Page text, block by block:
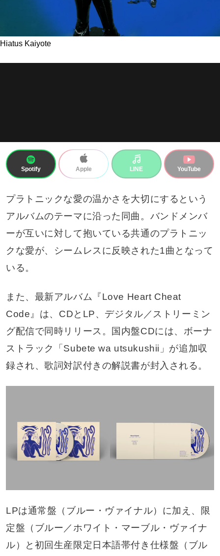
Hiatus Kaiyote
Spotify Apple LINE YouTube
プラトニックな愛の温かさを大切にするという
アルバムのテーマに沿った同曲。バンドメンバ
ーが互いに対して抱いている共通のプラトニッ
クな愛が、シームレスに反映された1曲となって
いる。
また、最新アルバム『Love Heart Cheat
Code』は、CDとLP、デジタル／ストリーミン
グ配信で同時リリース。国内盤CDには、ボーナ
ストラック「Subete wa utsukushii」が追加収
録され、歌詞対訳付きの解説書が封入される。
LPは通常盤（ブルー・ヴァイナル）に加え、限
定盤（ブルー／ホワイト・マーブル・ヴァイナ
ル）と初回生産限定日本語帯付き仕様盤（ブル